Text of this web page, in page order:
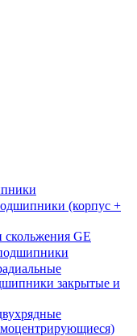
(корпус +
GE
закрытые и